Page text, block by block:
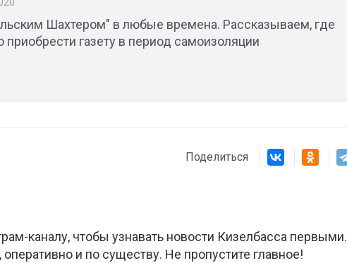
Шахтером" в любые времена. Рассказываем, где
газету в период самоизоляции
Поделиться
каналу, чтобы узнавать новости Кизелбасса первыми.
и по существу. Не пропустите главное!